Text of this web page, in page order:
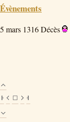
Évènements
5 mars 1316Décès